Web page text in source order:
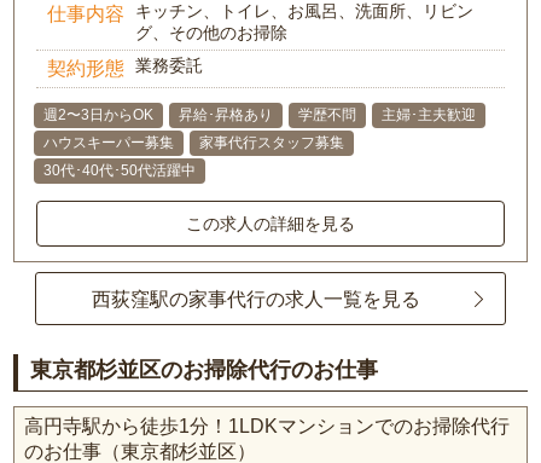
仕事内容
キッチン、トイレ、お風呂、洗面所、リビン
グ、その他のお掃除
契約形態 業務委託
週2〜3日からOK 昇給･昇格あり 学歴不問
主婦･主夫歓迎
ハウスキーパー募集
家事代行スタッフ募集
30代･40代･50代活躍中
この求人の詳細を見る
西荻窪駅の家事代行の求人一覧を見る
東京都杉並区のお掃除代行のお仕事
高円寺駅から徒歩1分！1LDKマンションでのお掃除代行
のお仕事（東京都杉並区）